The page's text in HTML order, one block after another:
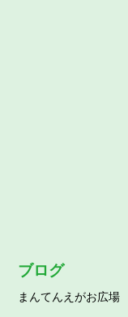
ブログ
まんてんえがお広場